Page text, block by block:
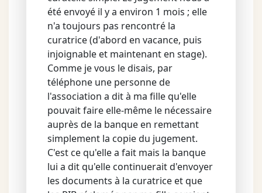
été envoyé il y a environ 1 mois ; elle
n'a toujours pas rencontré la
curatrice (d'abord en vacance, puis
injoignable et maintenant en stage).
Comme je vous le disais, par
téléphone une personne de
l'association a dit à ma fille qu'elle
pouvait faire elle-même le nécessaire
auprès de la banque en remettant
simplement la copie du jugement.
C'est ce qu'elle a fait mais la banque
lui a dit qu'elle continuerait d'envoyer
les documents à la curatrice et que